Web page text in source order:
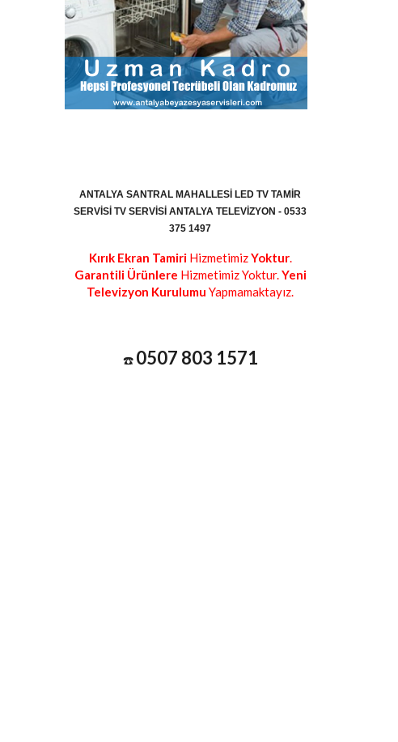
ANTALYA SANTRAL MAHALLESI LED TV TAMIR
SERVISI TV SERVISI ANTALYA TELEVIZYON - 0533
375 1497
Kırık Ekran TamiriHizmetimizYoktur.
Garantili Ürünlere Hizmetimiz Yoktur.Yeni
Televizyon Kurulumu Yapmamaktayız.
☎️ 0507 803 1571